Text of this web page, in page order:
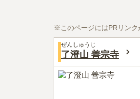
※このページにはPRリンク
ぜんしゅうじ
了澄山 善宗寺